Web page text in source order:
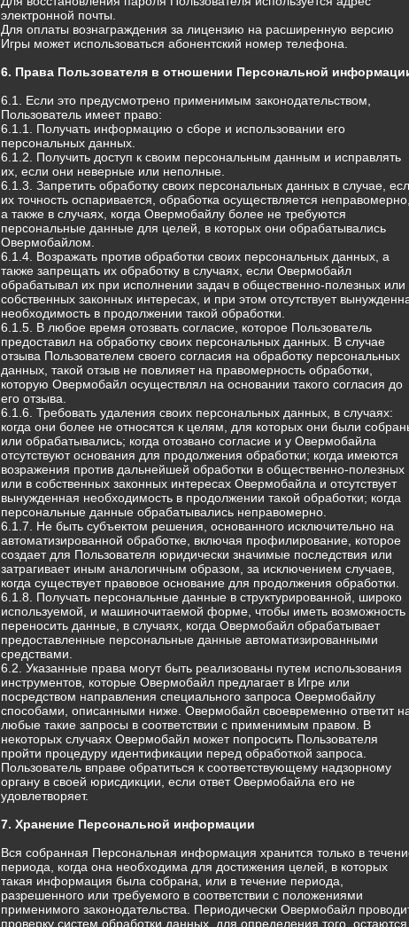
электронной почты.
Для оплаты вознаграждения за лицензию на расширенную версию
Игры может использоваться абонентский номер телефона.
6. Права Пользователя в отношении Персональной
6.1. Если это предусмотрено применимым законодательством,
Пользователь имеет право:
6.1.1. Получать информацию о сборе и использовании его
персональных данных.
6.1.2. Получить доступ к своим персональным данным и исправлять
их, если они неверные или неполные.
6.1.3. Запретить обработку своих персональных данных в случае,
их точность оспаривается, обработка осуществляется неправомерно,
а также в случаях, когда Овермобайлу более не требуются
персональные данные для целей, в которых они обрабатывались
Овермобайлом.
6.1.4. Возражать против обработки своих персональных данных, а
также запрещать их обработку в случаях, если Овермобайл
обрабатывал их при исполнении задач в общественно-полезных или
собственных законных интересах, и при этом отсутствует
необходимость в продолжении такой обработки.
6.1.5. В любое время отозвать согласие, которое Пользователь
предоставил на обработку своих персональных данных. В случае
отзыва Пользователем своего согласия на обработку персональных
данных, такой отзыв не повлияет на правомерность обработки,
которую Овермобайл осуществлял на основании такого согласия до
его отзыва.
6.1.6. Требовать удаления своих персональных данных, в случаях:
когда они более не относятся к целям, для которых они были
или обрабатывались; когда отозвано согласие и у Овермобайла
отсутствуют основания для продолжения обработки; когда имеются
возражения против дальнейшей обработки в общественно-полезных
или в собственных законных интересах Овермобайла и отсутствует
вынужденная необходимость в продолжении такой обработки; когда
персональные данные обрабатывались неправомерно.
6.1.7. Не быть субъектом решения, основанного исключительно на
автоматизированной обработке, включая профилирование, которое
создает для Пользователя юридически значимые последствия или
затрагивает иным аналогичным образом, за исключением случаев,
когда существует правовое основание для продолжения обработки.
6.1.8. Получать персональные данные в структурированной, широко
используемой, и машиночитаемой форме, чтобы иметь возможность
переносить данные, в случаях, когда Овермобайл обрабатывает
предоставленные персональные данные автоматизированными
средствами.
6.2. Указанные права могут быть реализованы путем использования
инструментов, которые Овермобайл предлагает в Игре или
посредством направления специального запроса Овермобайлу
способами, описанными ниже. Овермобайл своевременно ответит
любые такие запросы в соответствии с применимым правом. В
некоторых случаях Овермобайл может попросить Пользователя
пройти процедуру идентификации перед обработкой запроса.
Пользователь вправе обратиться к соответствующему надзорному
органу в своей юрисдикции, если ответ Овермобайла его не
удовлетворяет.
7. Хранение Персональной информации
Вся собранная Персональная информация хранится только в
периода, когда она необходима для достижения целей, в которых
такая информация была собрана, или в течение периода,
разрешенного или требуемого в соответствии с положениями
применимого законодательства. Периодически Овермобайл
проверку систем обработки данных, для определения того, остаются